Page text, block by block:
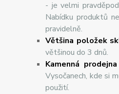
- je velmi
Nabídku produktů
pravidelně.
Většina položek
většinou do 3 dnů.
Kamenná
Vysočanech, kde si
použití.